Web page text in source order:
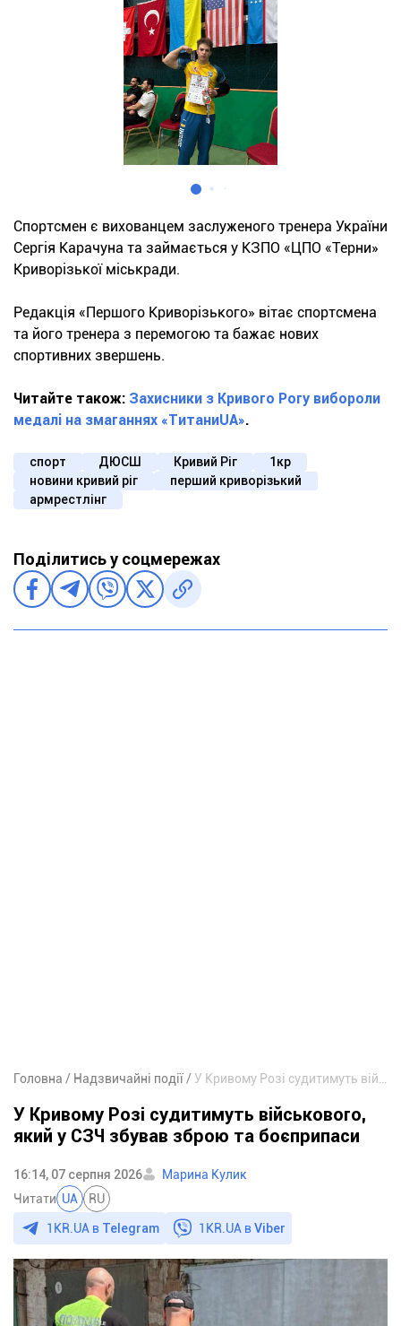
Спортсмен є вихованцем заслуженого тренера України
Сергія Карачуна та займається у КЗПО «ЦПО «Терни»
Криворізької міськради.
Редакція «Першого Криворізького» вітає спортсмена
та його тренера з перемогою та бажає нових
спортивних звершень.
Читайте також: Захисники з Кривого Рогу вибороли
медалі на змаганнях «ТитаниUA».
спорт ДЮСШ Кривий Ріг
1кр
новини кривий ріг
перший криворізький
армрестлінг
Поділитись у соцмережах
Головна Надзвичайні події
У Кривому Розі судитимуть військового,
який у СЗЧ збував зброю та боєприпаси
16:14, 07 серпня 2026
Марина Кулик
Читати UA RU
1KR.UA в Telegram 1KR.UA вViber